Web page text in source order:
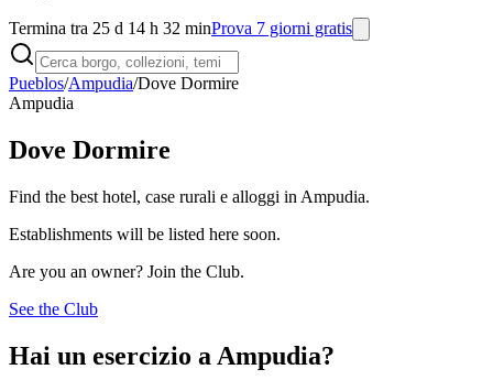
Termina tra 25 d 14 h 32 minProva 7 giorni gratis
Pueblos/Ampudia/Dove Dormire
Ampudia
Dove Dormire
Find the best hotel, case rurali e alloggi in Ampudia.
Establishments will be listed here soon.
Are you an owner? Join the Club.
See the Club
Hai un esercizio a Ampudia?